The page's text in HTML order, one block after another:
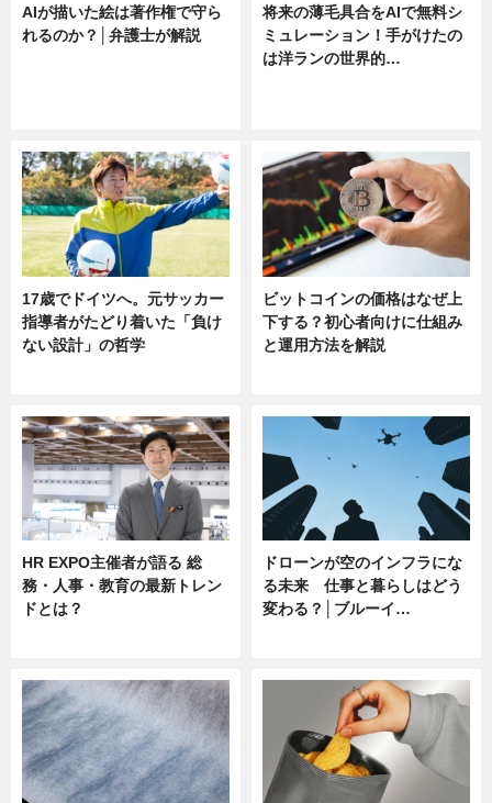
AIが描いた絵は著作権で守ら
れるのか？│弁護士が解説
将来の薄毛具合をAIで無料シ
ミュレーション！手がけたの
は洋ランの世界的…
17歳でドイツへ。元サッカー
指導者がたどり着いた「負け
ない設計」の哲学
ビットコインの価格はなぜ上
下する？初心者向けに仕組み
と運用方法を解説
HR EXPO主催者が語る 総
務・人事・教育の最新トレン
ドとは？
ドローンが空のインフラにな
る未来 仕事と暮らしはどう
変わる？│ブルーイ…